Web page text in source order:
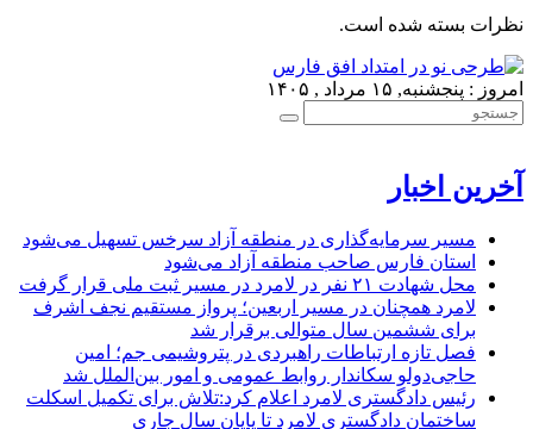
نظرات بسته شده است.
امروز : پنجشنبه, ۱۵ مرداد , ۱۴۰۵
آخرین اخبار
مسیر سرمایه‌گذاری در منطقه آزاد سرخس تسهیل می‌شود
استان فارس صاحب منطقه آزاد می‌شود
محل شهادت ۲۱ نفر در لامرد در مسیر ثبت ملی قرار گرفت
لامرد همچنان در مسیر اربعین؛ پرواز مستقیم نجف اشرف
برای ششمین سال متوالی برقرار شد
فصل تازه ارتباطات راهبردی در پتروشیمی جم؛ امین
حاجی‌دولو سکاندار روابط عمومی و امور بین‌الملل شد
رئیس دادگستری لامرد اعلام کرد:تلاش برای تکمیل اسکلت
ساختمان دادگستری لامرد تا پایان سال جاری